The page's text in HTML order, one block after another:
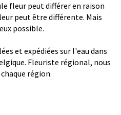
fleur peut différer en raison
peut être différente. Mais
possible.
et expédiées sur l'eau dans
Fleuriste régional, nous
région.